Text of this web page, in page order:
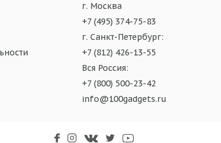
г. Москва
+7 (495) 374-75-83
г. Санкт-Петербург:
+7 (812) 426-13-55
Вся Россия:
+7 (800) 500-23-42
info@100gadgets.ru